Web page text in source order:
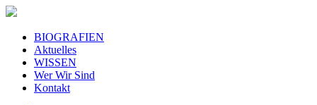
BIOGRAFIEN
Aktuelles
WISSEN
Wer Wir Sind
Kontakt